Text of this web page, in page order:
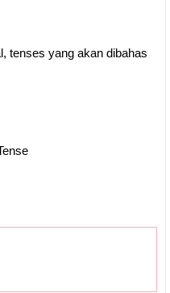
tenses yang akan dibahas